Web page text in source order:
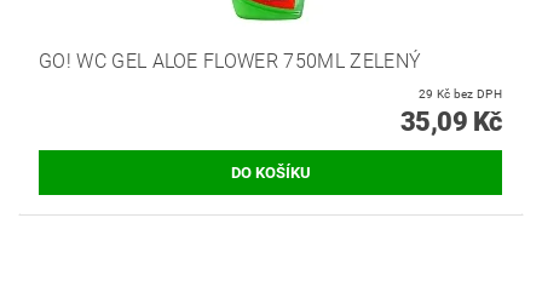
GO! WC GEL ALOE FLOWER 750ML ZELENÝ
29 Kč bez DPH
35,09 Kč